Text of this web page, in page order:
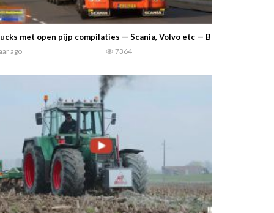
met open pijp compilaties — Scania, Volvo etc — Berry Haddeman
ago 7364